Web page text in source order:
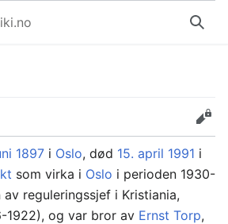
Søk
Rediger
1897 i Oslo, død 15. april 1991 i
som virka i Oslo i perioden 1930-
av reguleringssjef i Kristiania,
1922), og var bror av Ernst Torp,